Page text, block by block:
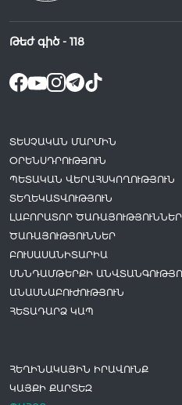
Թեժ գիծ - 118
ՏԵՍՉԱԿԱՆ ՄԱՐՄԻՆ
ՕՐԵՆՍԴՐՈՒԹՅՈՒՆ
ՊԵՏԱԿԱՆ ՎԵՐԱՀՍԿՈՂՈՒԹՅՈՒՆ
ՏԵՂԵԿԱՏՎՈՒԹՅՈՒՆ
ԼԱԲՈՐԱՏՈՐ ԾԱՌԱՅՈՒԹՅՈՒՆՆԵՐ
ԾԱՌԱՅՈՒԹՅՈՒՆՆԵՐ
ԲՈՒՍԱՍԱՆԻՏԱՐԻԱ
ՍՆՆԴԱՄԹԵՐՔԻ
ԱՆԱՍՆԱԲՈՒԺՈՒԹՅՈՒՆ
ՀԵՏԱԴԱՐՁ ԿԱՊ
ՀԵՂԻՆԱԿԱՅԻՆ ԻՐԱՎՈՒՆՔ
ԿԱՅՔԻ ՔԱՐՏԵԶ